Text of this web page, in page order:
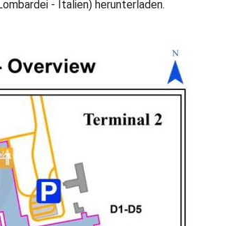
- Italien) herunterladen.